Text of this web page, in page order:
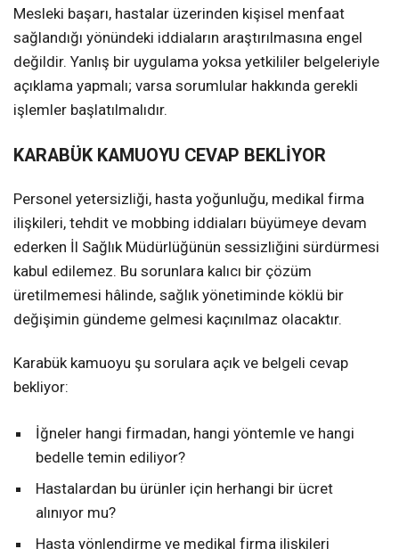
Mesleki başarı, hastalar üzerinden kişisel menfaat
sağlandığı yönündeki iddiaların araştırılmasına engel
değildir. Yanlış bir uygulama yoksa yetkililer belgeleriyle
açıklama yapmalı; varsa sorumlular hakkında gerekli
işlemler başlatılmalıdır.
KARABÜK KAMUOYU CEVAP BEKLİYOR
Personel yetersizliği, hasta yoğunluğu, medikal firma
ilişkileri, tehdit ve mobbing iddiaları büyümeye devam
ederken İl Sağlık Müdürlüğünün sessizliğini sürdürmesi
kabul edilemez. Bu sorunlara kalıcı bir çözüm
üretilmemesi hâlinde, sağlık yönetiminde köklü bir
değişimin gündeme gelmesi kaçınılmaz olacaktır.
Karabük kamuoyu şu sorulara açık ve belgeli cevap
bekliyor:
İğneler hangi firmadan, hangi yöntemle ve hangi
bedelle temin ediliyor?
Hastalardan bu ürünler için herhangi bir ücret
alınıyor mu?
Hasta yönlendirme ve medikal firma ilişkileri